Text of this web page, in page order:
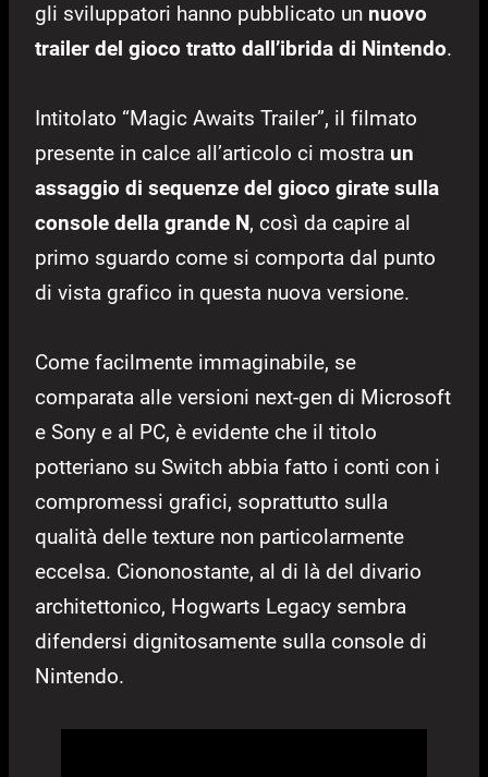
gli sviluppatori hanno pubblicato un nuovo
trailer del gioco tratto dall’ibrida di Nintendo.
Intitolato “Magic Awaits Trailer”, il filmato
presente in calce all’articolo ci mostra un
assaggio di sequenze del gioco girate sulla
console della grande N, così da capire al
primo sguardo come si comporta dal punto
di vista grafico in questa nuova versione.
Come facilmente immaginabile, se
comparata alle versioni next-gen di Microsoft
e Sony e al PC, è evidente che il titolo
potteriano su Switch abbia fatto i conti con i
compromessi grafici, soprattutto sulla
qualità delle texture non particolarmente
eccelsa. Ciononostante, al di là del divario
architettonico, Hogwarts Legacy sembra
difendersi dignitosamente sulla console di
Nintendo.